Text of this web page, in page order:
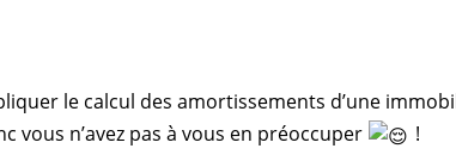
le calcul des amortissements d’une
vous n’avez pas à vous en préoccuper
!